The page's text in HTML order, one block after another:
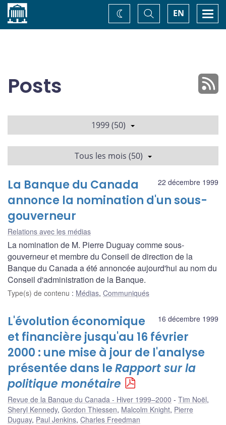
Accueil EN
Basculer
la
recherche
Changez
de
Posts
1999 (50)
Tous les mois (50)
22 décembre 1999
La Banque du Canada
annonce la nomination d'un sous-
gouverneur
Relations avec les médias
La nomination de M. Pierre Duguay comme sous-
gouverneur et membre du Conseil de direction de la
Banque du Canada a été annoncée aujourd'hui au nom du
Conseil d'administration de la Banque.
Type(s) de contenu : Médias, Communiqués
16 décembre 1999
L'évolution économique
et financière jusqu'au 16 février
2000 : une mise à jour de l'analyse
présentée dans leRapport sur la
politique monétaire
Revue de la Banque du Canada - Hiver 1999–2000 Tim Noël,
Sheryl Kennedy, Gordon Thiessen, Malcolm Knight, Pierre
Duguay, Paul Jenkins, Charles Freedman